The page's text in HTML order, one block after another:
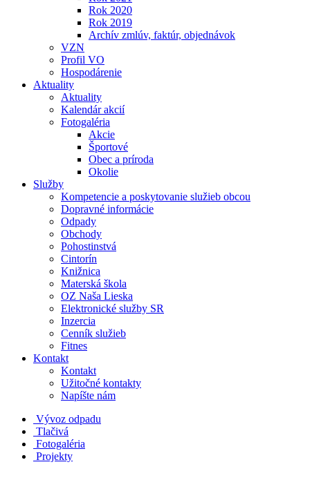
Rok 2020
Rok 2019
Archív zmlúv, faktúr, objednávok
VZN
Profil VO
Hospodárenie
Aktuality
Aktuality
Kalendár akcií
Fotogaléria
Akcie
Športové
Obec a príroda
Okolie
Služby
Kompetencie a poskytovanie služieb obcou
Dopravné informácie
Odpady
Obchody
Pohostinstvá
Cintorín
Knižnica
Materská škola
OZ Naša Lieska
Elektronické služby SR
Inzercia
Cenník služieb
Fitnes
Kontakt
Kontakt
Užitočné kontakty
Napíšte nám
Vývoz odpadu
Tlačivá
Fotogaléria
Projekty